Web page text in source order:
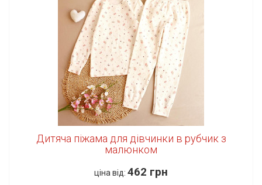
Дитяча піжама для дівчинки в рубчик з
малюнком
ціна від: 462 грн